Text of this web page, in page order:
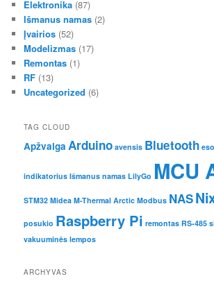
Elektronika (87)
Išmanus namas (2)
Įvairios (52)
Modelizmas (17)
Remontas (1)
RF (13)
Uncategorized (6)
TAG CLOUD
Apžvalga Arduino avensis Bluetooth eso
indikatorius Išmanus namas LilyGo MCU
STM32 Midea M-Thermal Arctic Modbus NAS
posukio Raspberry Pi remontas RS-485
vakuuminės lempos
ARCHYVAS